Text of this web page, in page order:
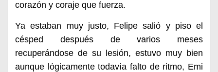
corazón y coraje que fuerza.
Ya estaban muy justo, Felipe salió y piso el
césped después de varios meses
recuperándose de su lesión, estuvo muy bien
aunque lógicamente todavía falto de ritmo, Emi